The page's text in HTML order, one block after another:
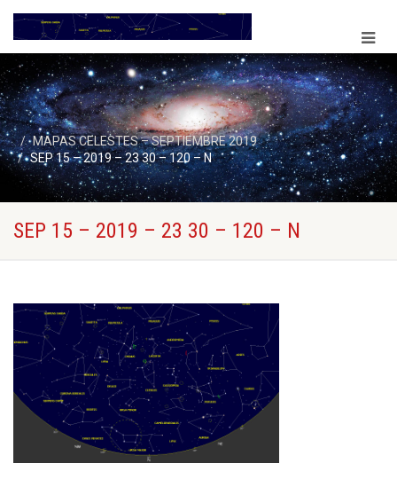
MAPAS CELESTES – SEPTIEMBRE 2019
SEP 15 – 2019 – 23 30 – 120 – N
SEP 15 – 2019 – 23 30 – 120 – N